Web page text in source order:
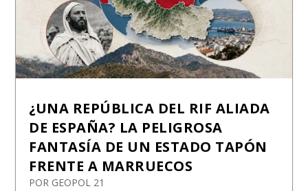
¿UNA REPÚBLICA DEL RIF ALIADA
DE ESPAÑA? LA PELIGROSA
FANTASÍA DE UN ESTADO TAPÓN
FRENTE A MARRUECOS
POR GEOPOL 21